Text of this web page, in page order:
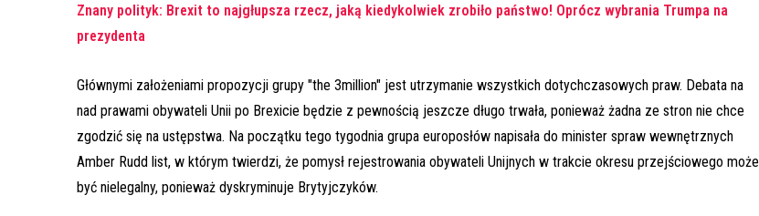
Znany polityk: Brexit to najgłupsza rzecz, jaką kiedykolwiek zrobiło państwo! Oprócz wybrania Trumpa na
prezydenta
Głównymi założeniami propozycji grupy "the 3million" jest utrzymanie wszystkich dotychczasowych praw. Debata na
nad prawami obywateli Unii po Brexicie będzie z pewnością jeszcze długo trwała, ponieważ żadna ze stron nie chce
zgodzić się na ustępstwa. Na początku tego tygodnia grupa europosłów napisała do minister spraw wewnętrznych
Amber Rudd list, w którym twierdzi, że pomysł rejestrowania obywateli Unijnych w trakcie okresu przejściowego może
być nielegalny, ponieważ dyskryminuje Brytyjczyków.